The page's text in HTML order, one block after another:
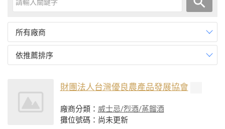
所有廠商
依推薦排序
財團法人台灣優良農產品發展協會
廠商分類： 威士忌/烈酒/蒸餾酒
攤位號碼：尚未更新